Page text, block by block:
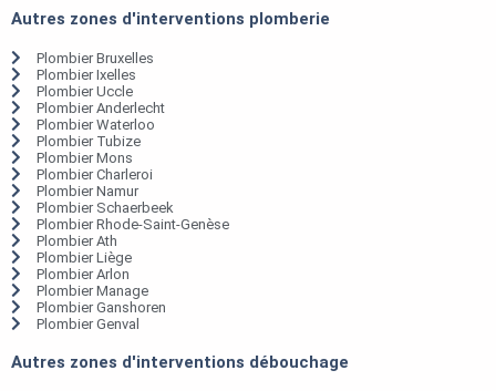
Autres zones d'interventions plomberie
Plombier Bruxelles
Plombier Ixelles
Plombier Uccle
Plombier Anderlecht
Plombier Waterloo
Plombier Tubize
Plombier Mons
Plombier Charleroi
Plombier Namur
Plombier Schaerbeek
Plombier Rhode-Saint-Genèse
Plombier Ath
Plombier Liège
Plombier Arlon
Plombier Manage
Plombier Ganshoren
Plombier Genval
Autres zones d'interventions débouchage